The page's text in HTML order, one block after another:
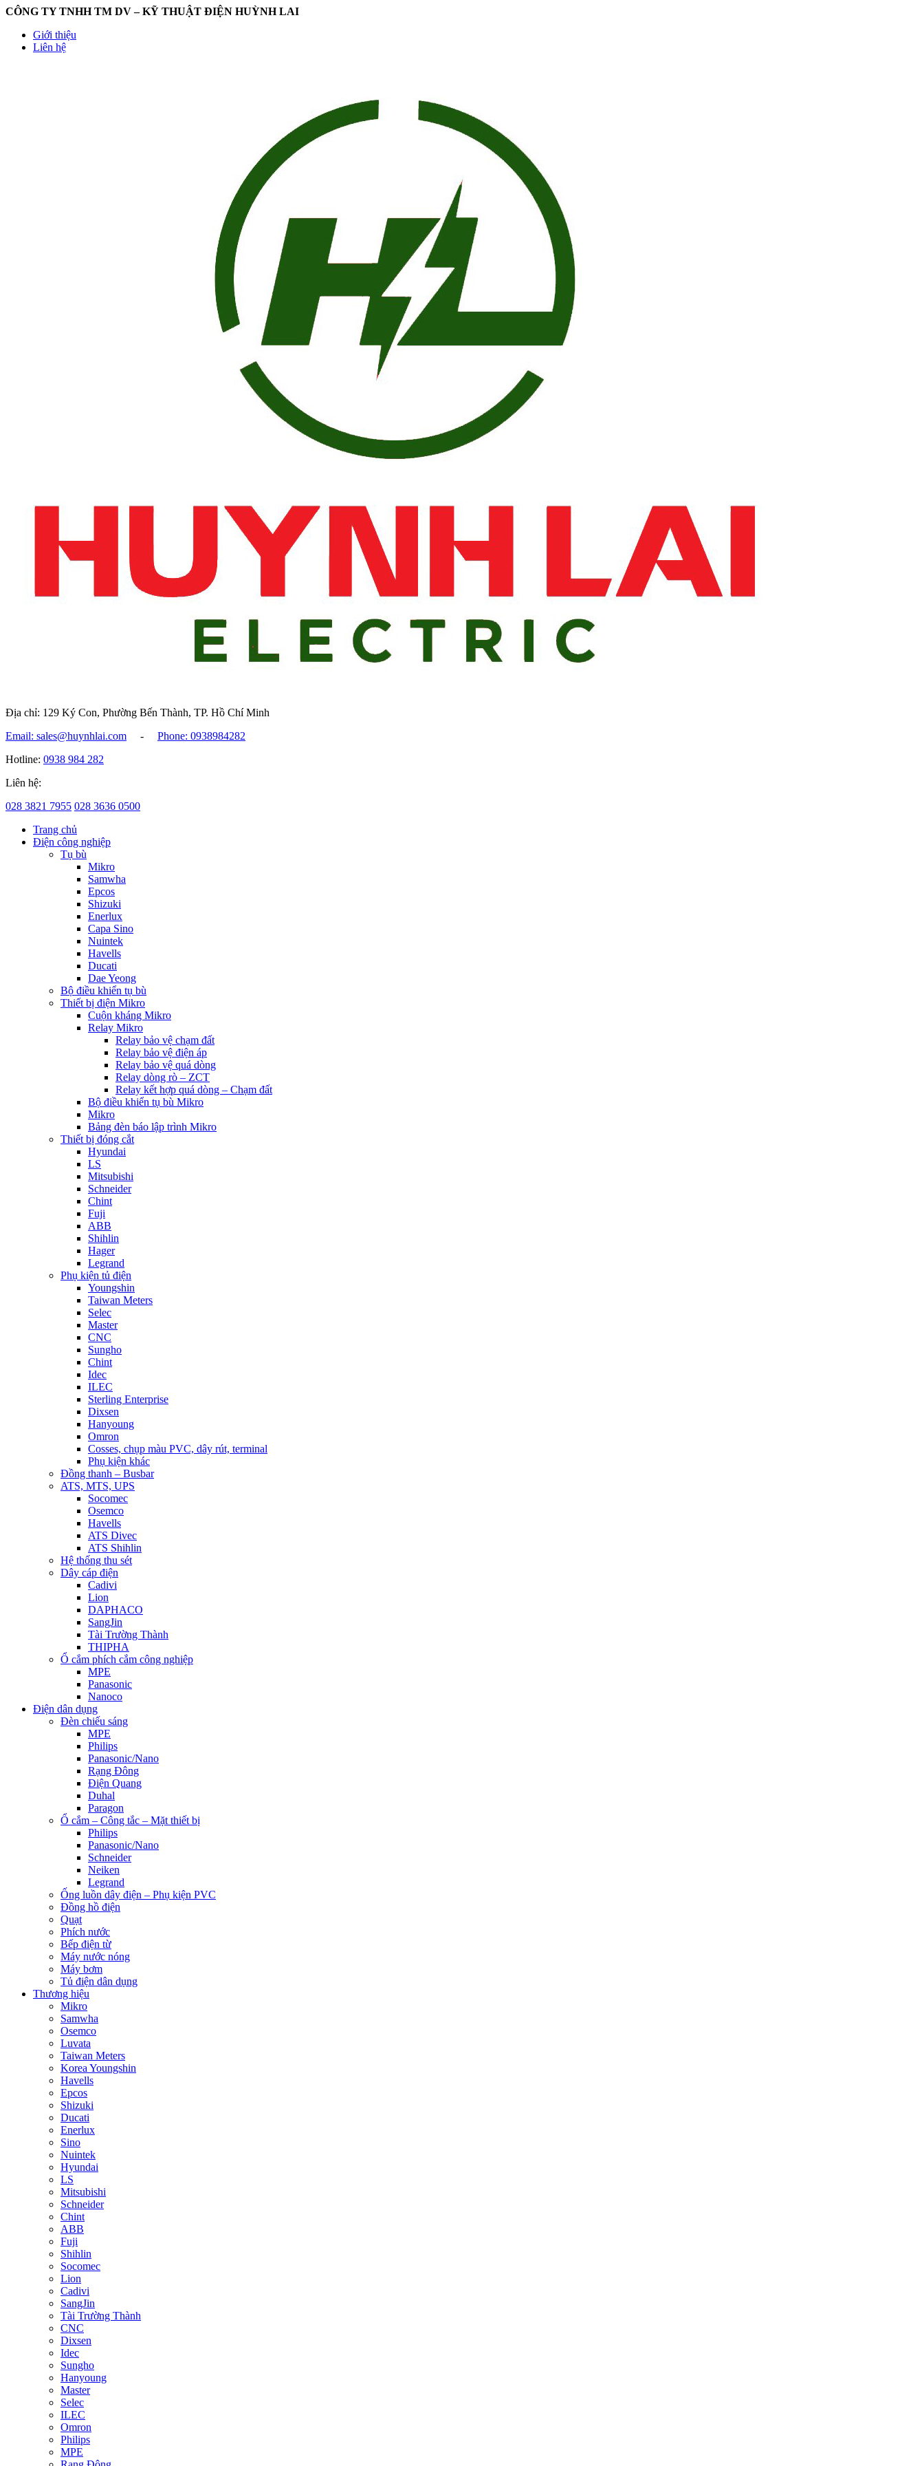
CÔNG TY TNHH TM DV – KỸ THUẬT ĐIỆN HUỲNH LAI
Giới thiệu
Liên hệ
Địa chỉ: 129 Ký Con, Phường Bến Thành, TP. Hồ Chí Minh
Email: sales@huynhlai.com
-
Phone: 0938984282
Hotline: 0938 984 282
Liên hệ:
028 3821 7955 028 3636 0500
Trang chủ
Điện công nghiệp
Tụ bù
Mikro
Samwha
Epcos
Shizuki
Enerlux
Capa Sino
Nuintek
Havells
Ducati
Dae Yeong
Bộ điều khiển tụ bù
Thiết bị điện Mikro
Cuộn kháng Mikro
Relay Mikro
Relay bảo vệ chạm đất
Relay bảo vệ điện áp
Relay bảo vệ quá dòng
Relay dòng rò – ZCT
Relay kết hợp quá dòng – Chạm đất
Bộ điều khiển tụ bù Mikro
Mikro
Bảng đèn báo lập trình Mikro
Thiết bị đóng cắt
Hyundai
LS
Mitsubishi
Schneider
Chint
Fuji
ABB
Shihlin
Hager
Legrand
Phụ kiện tủ điện
Youngshin
Taiwan Meters
Selec
Master
CNC
Sungho
Chint
Idec
ILEC
Sterling Enterprise
Dixsen
Hanyoung
Omron
Cosses, chụp màu PVC, dây rút, terminal
Phụ kiện khác
Đồng thanh – Busbar
ATS, MTS, UPS
Socomec
Osemco
Havells
ATS Divec
ATS Shihlin
Hệ thống thu sét
Dây cáp điện
Cadivi
Lion
DAPHACO
SangJin
Tài Trường Thành
THIPHA
Ổ cắm phích cắm công nghiệp
MPE
Panasonic
Nanoco
Điện dân dụng
Đèn chiếu sáng
MPE
Philips
Panasonic/Nano
Rạng Đông
Điện Quang
Duhal
Paragon
Ổ cắm – Công tắc – Mặt thiết bị
Philips
Panasonic/Nano
Schneider
Neiken
Legrand
Ống luồn dây điện – Phụ kiện PVC
Đồng hồ điện
Quạt
Phích nước
Bếp điện từ
Máy nước nóng
Máy bơm
Tủ điện dân dụng
Thương hiệu
Mikro
Samwha
Osemco
Luvata
Taiwan Meters
Korea Youngshin
Havells
Epcos
Shizuki
Ducati
Enerlux
Sino
Nuintek
Hyundai
LS
Mitsubishi
Schneider
Chint
ABB
Fuji
Shihlin
Socomec
Lion
Cadivi
SangJin
Tài Trường Thành
CNC
Dixsen
Idec
Sungho
Hanyoung
Master
Selec
ILEC
Omron
Philips
MPE